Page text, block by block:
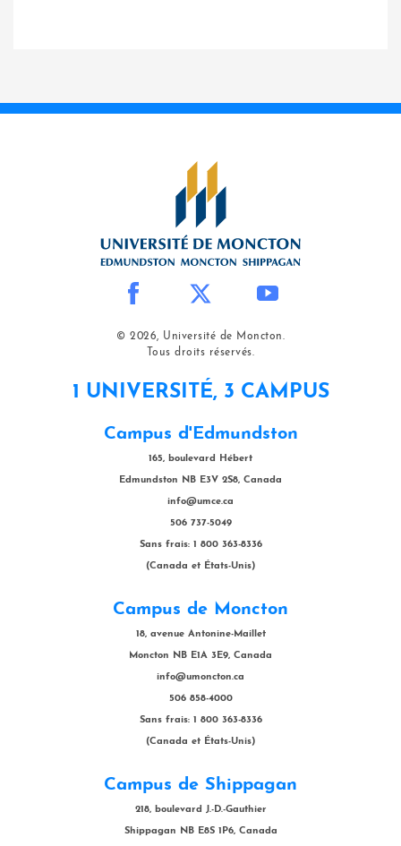
© 2026, Université de Moncton.
Tous droits réservés.
1 UNIVERSITÉ, 3 CAMPUS
Campus d'Edmundston
165, boulevard Hébert
Edmundston NB E3V 2S8, Canada
info@umce.ca
506 737-5049
Sans frais: 1 800 363-8336
(Canada et États-Unis)
Campus de Moncton
18, avenue Antonine-Maillet
Moncton NB E1A 3E9, Canada
info@umoncton.ca
506 858-4000
Sans frais: 1 800 363-8336
(Canada et États-Unis)
Campus de Shippagan
218, boulevard J.-D.-Gauthier
Shippagan NB E8S 1P6, Canada